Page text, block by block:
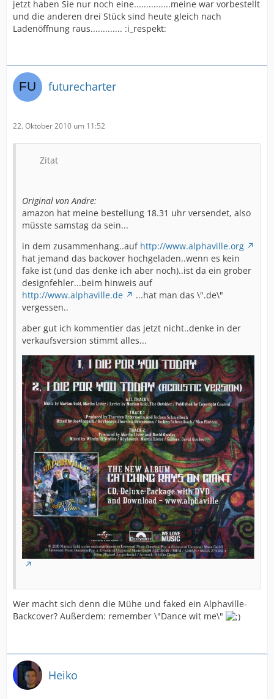
jetzt haben Sie nur noch eine...............meine war vorbestellt
und die anderen drei Stück sind heute gleich nach
Ladenöffnung raus............. :i_respekt:
futurecharter
22. Oktober 2010 um 11:52
Zitat
Original von Andre:
amazon hat meine bestellung 18.31 uhr versendet, also
müsste samstag da sein...
in dem zusammenhang..auf http://www.alphaville.org
hat jemand das backover hochgeladen..wenn es kein
fake ist (und das denke ich aber noch)..ist da ein grober
designfehler...beim hinweis auf
http://www.alphaville.de
...hat man das \".de\"
vergessen..
aber gut ich kommentier das jetzt nicht..denke in der
verkaufsversion stimmt alles...
Wer macht sich denn die Mühe und faked ein Alphaville-
Backcover? Außerdem: remember \"Dance wit me\"
Heiko